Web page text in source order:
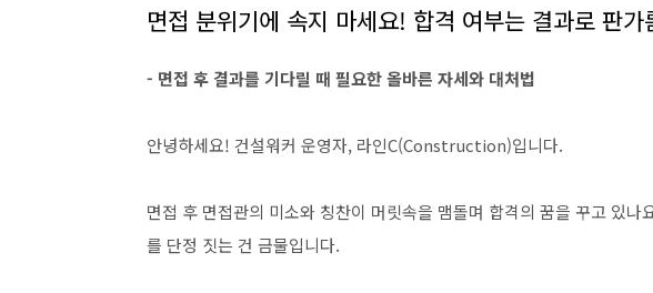
면접 분위기에 속지 마세요! 합격 여부는 결과로 판가
- 면접 후 결과를 기다릴 때 필요한 올바른 자세와 대처법
안녕하세요! 건설워커 운영자, 라인C(Construction)입니다.
면접 후 면접관의 미소와 칭찬이 머릿속을 맴돌며 합격의 꿈을 꾸고 있
를 단정 짓는 건 금물입니다.